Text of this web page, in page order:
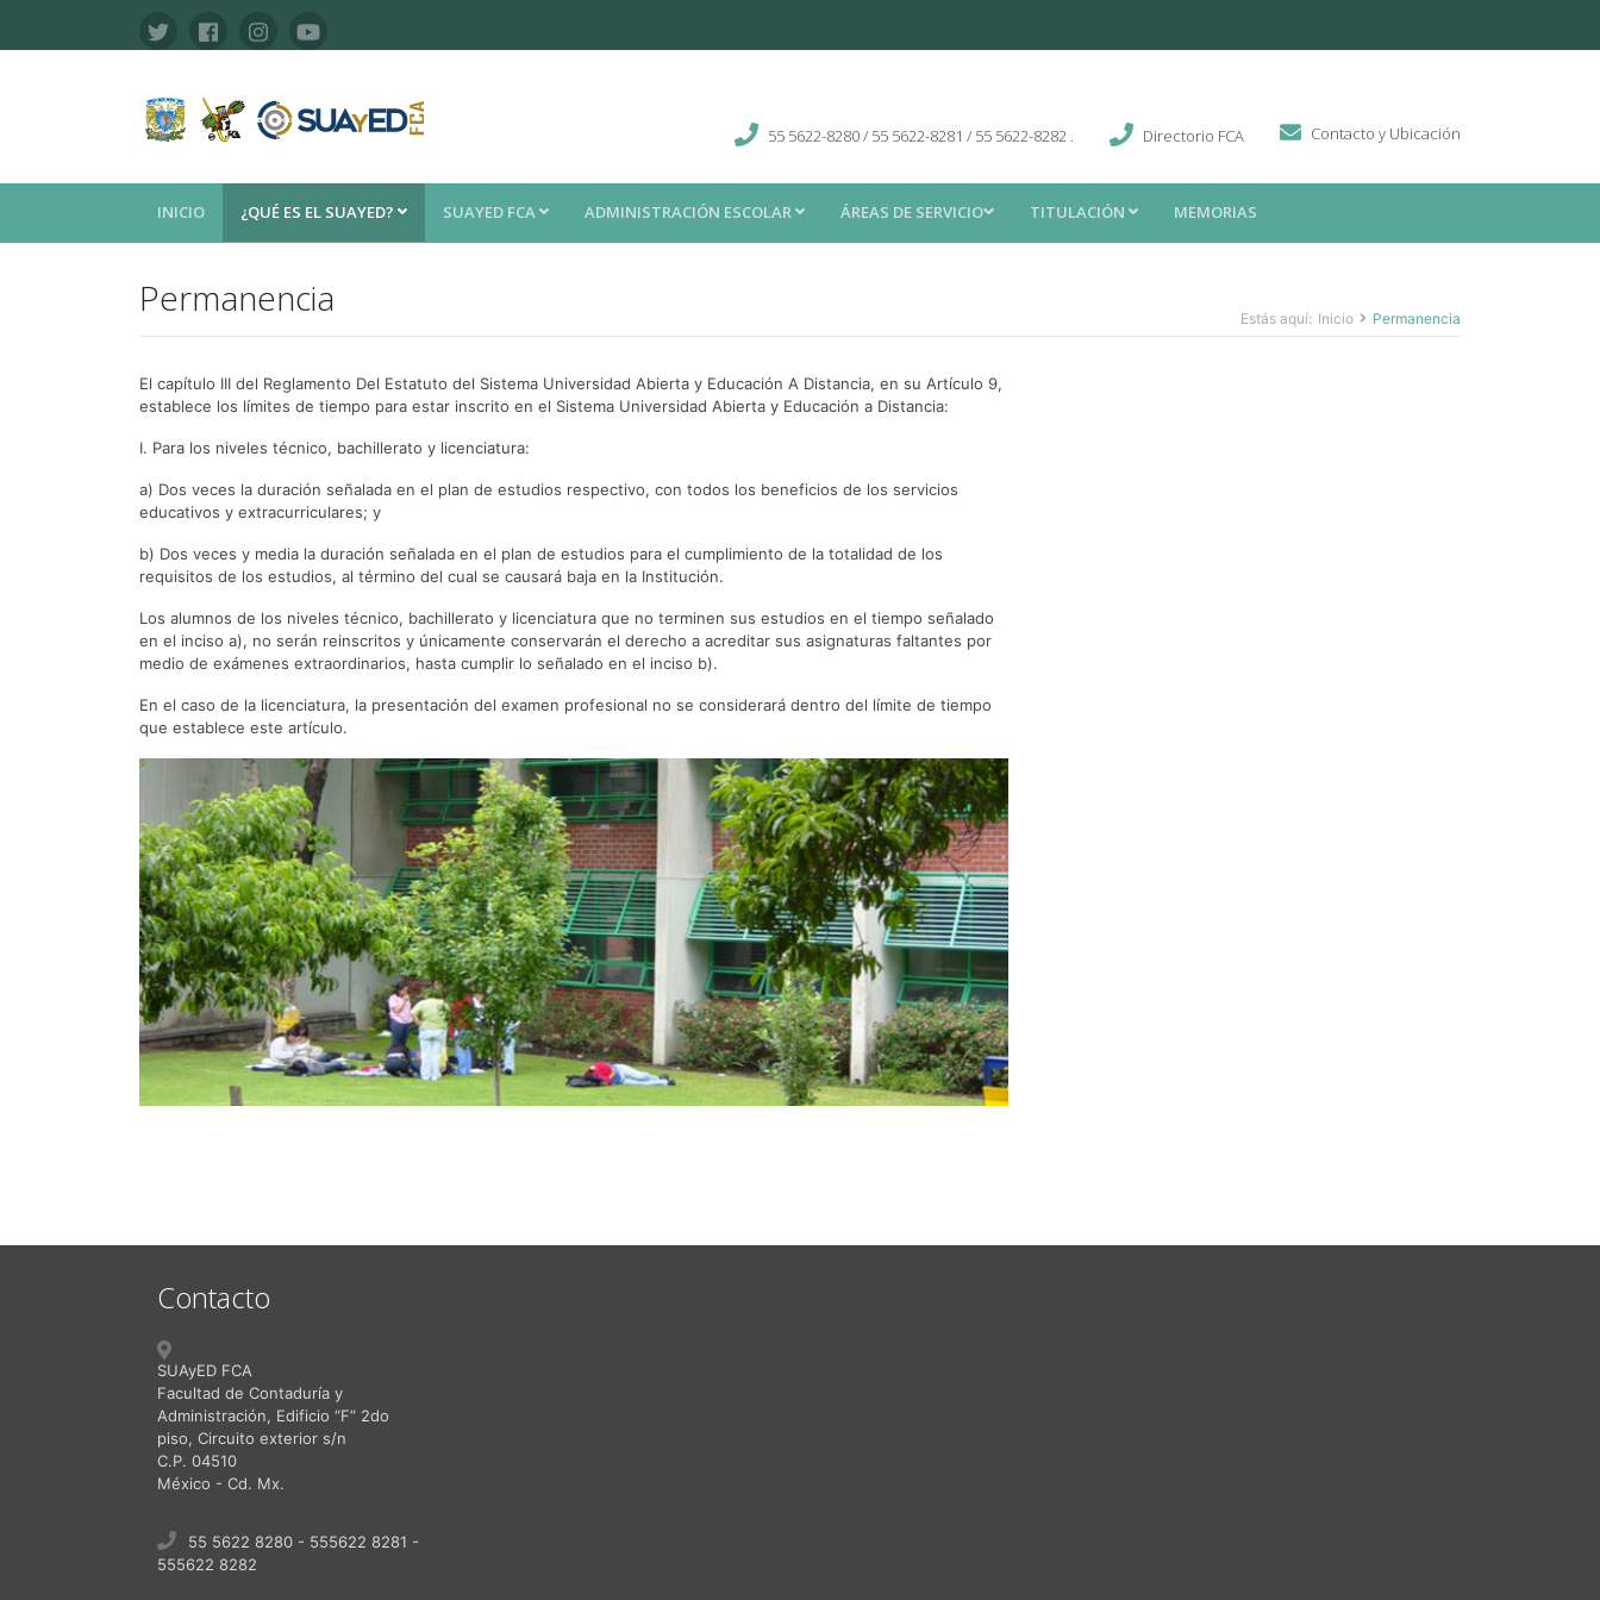
55 5622-8280 / 55 5622-8281 / 55 5622-8282 . Directorio FCA Contacto y Ubicación
INICIO ¿QUÉ ES EL SUAYED? SUAYED FCA ADMINISTRACIÓN ESCOLAR ÁREAS DE SERVICIO TITULACIÓN MEMORIAS
Permanencia Estás aquí: Inicio Permanencia
El capítulo III del Reglamento Del Estatuto del Sistema Universidad Abierta y Educación A Distancia, en su Artículo 9,
establece los límites de tiempo para estar inscrito en el Sistema Universidad Abierta y Educación a Distancia:
I. Para los niveles técnico, bachillerato y licenciatura:
a) Dos veces la duración señalada en el plan de estudios respectivo, con todos los beneficios de los servicios
educativos y extracurriculares; y
b) Dos veces y media la duración señalada en el plan de estudios para el cumplimiento de la totalidad de los
requisitos de los estudios, al término del cual se causará baja en la Institución.
Los alumnos de los niveles técnico, bachillerato y licenciatura que no terminen sus estudios en el tiempo señalado
en el inciso a), no serán reinscritos y únicamente conservarán el derecho a acreditar sus asignaturas faltantes por
medio de exámenes extraordinarios, hasta cumplir lo señalado en el inciso b).
En el caso de la licenciatura, la presentación del examen profesional no se considerará dentro del límite de tiempo
que establece este artículo.
Contacto
SUAyED FCA
Facultad de Contaduría y
Administración, Edificio “F” 2do
piso, Circuito exterior s/n
C.P. 04510
México - Cd. Mx.
55 5622 8280 - 555622 8281 -
555622 8282